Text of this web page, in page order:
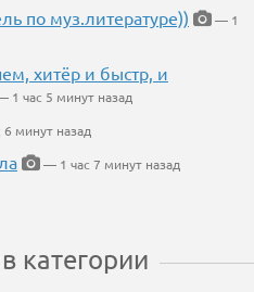
по муз.литературе))
— 1
хитёр и быстр, и
1 час 5 минут назад
минут назад
— 1 час 7 минут назад
категории